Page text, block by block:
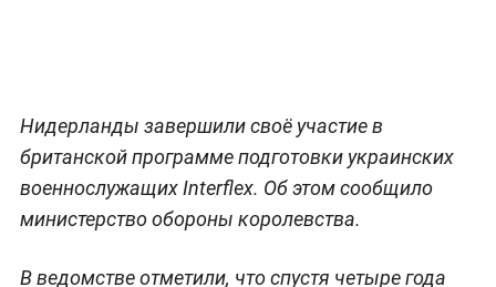
Нидерланды завершили своё участие в
британской программе подготовки украинских
военнослужащих Interflex. Об этом сообщило
министерство обороны королевства.
В ведомстве отметили, что спустя четыре года